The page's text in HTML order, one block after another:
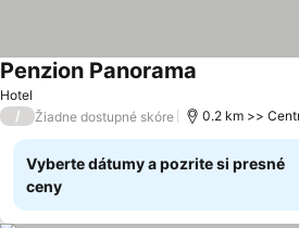
Hotel
Penzion Panorama
/ Žiadne dostupné skóre 0.2 km >>
Vyberte dátumy a pozrite si presné
ceny